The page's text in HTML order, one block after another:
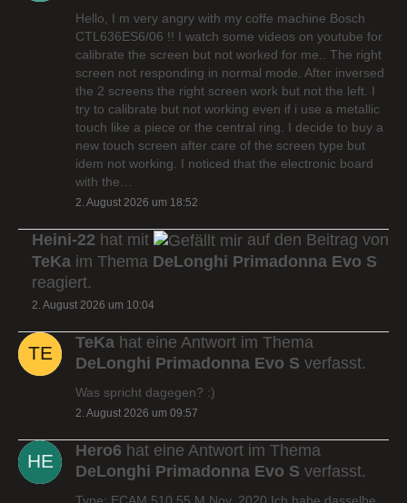
Hello, I m very angry with my coffe machine Bosch
CTL636ES6/06 !! I watch some videos on youtube for
calibrate the screen but not worked for me.. The right
screen not responding in normal mode. After inversed
the 2 screens the right screen work but not the left. I
try to calibrate but not working even if i use a metallic
touch like a piece or the central ring. I decide to buy a
new touch screen after care of the screen type but
idem not working. I noticed that the electronic board
with the…
2. August 2026 um 18:52
Heini-22 hat mit
auf den Beitrag von
TeKa im Thema DeLonghi Primadonna Evo S
reagiert.
2. August 2026 um 10:04
TeKa hat eine Antwort im Thema
DeLonghi Primadonna Evo S verfasst.
Was spricht dagegen? :)
2. August 2026 um 09:57
Hero6 hat eine Antwort im Thema
DeLonghi Primadonna Evo S verfasst.
Type: ECAM 510.55.M Nov. 2020 Ich habe dasselbe